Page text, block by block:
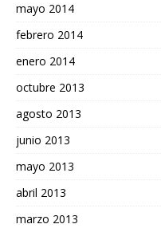
mayo 2014
febrero 2014
enero 2014
octubre 2013
agosto 2013
junio 2013
mayo 2013
abril 2013
marzo 2013